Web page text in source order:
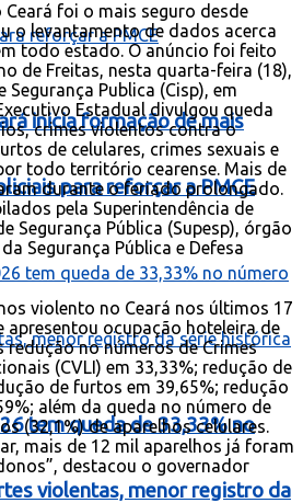
inicia formação de mais
para reforçar a PMCE
tem queda de 33,33% no
violentas, menor registro da
Ceará foi o mais seguro desde
o levantamento de dados acerca
todo estado. O anúncio foi feito
de Freitas, nesta quarta-feira (18),
Publica (Cisp), em
Estadual divulgou queda
crimes violentos contra o
de celulares, crimes sexuais e
todo território cearense. Mais de
durante o feriado prolongado.
pela Superintendência de
Segurança Pública (Supesp), órgão
Segurança Pública e Defesa
violento no Ceará nos últimos 17
apresentou ocupação hoteleira de
redução no números de Crimes
(CVLI) em 33,33%; redução de
de furtos em 39,65%; redução
além da queda no número de
(32,1%) de aparelhos celulares.
mais de 12 mil aparelhos já foram
destacou o governador